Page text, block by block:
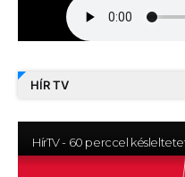
HÍR TV